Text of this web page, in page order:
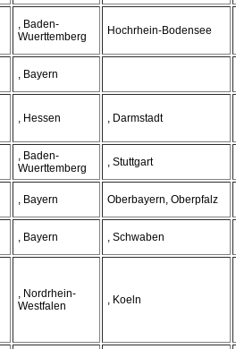
, Baden-
Wuerttemberg
Hochrhein-Bodensee
, Bayern
, Hessen , Darmstadt
, Baden-
Wuerttemberg
, Stuttgart
, Bayern Oberbayern, Oberpfalz
, Bayern , Schwaben
, Nordrhein-
Westfalen
, Koeln